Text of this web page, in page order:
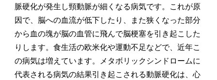
脈硬化が発生し頸動脈が細くなる病気です。これが原
因で、脳への血流が低下したり、また狭くなった部分
から血の塊が脳の血管に飛んで脳梗塞を引き起こした
りします。食生活の欧米化や運動不足などで、近年こ
の病気は増えています。メタボリックシンドロームに
代表される病気の結果引き起こされる動脈硬化は、心